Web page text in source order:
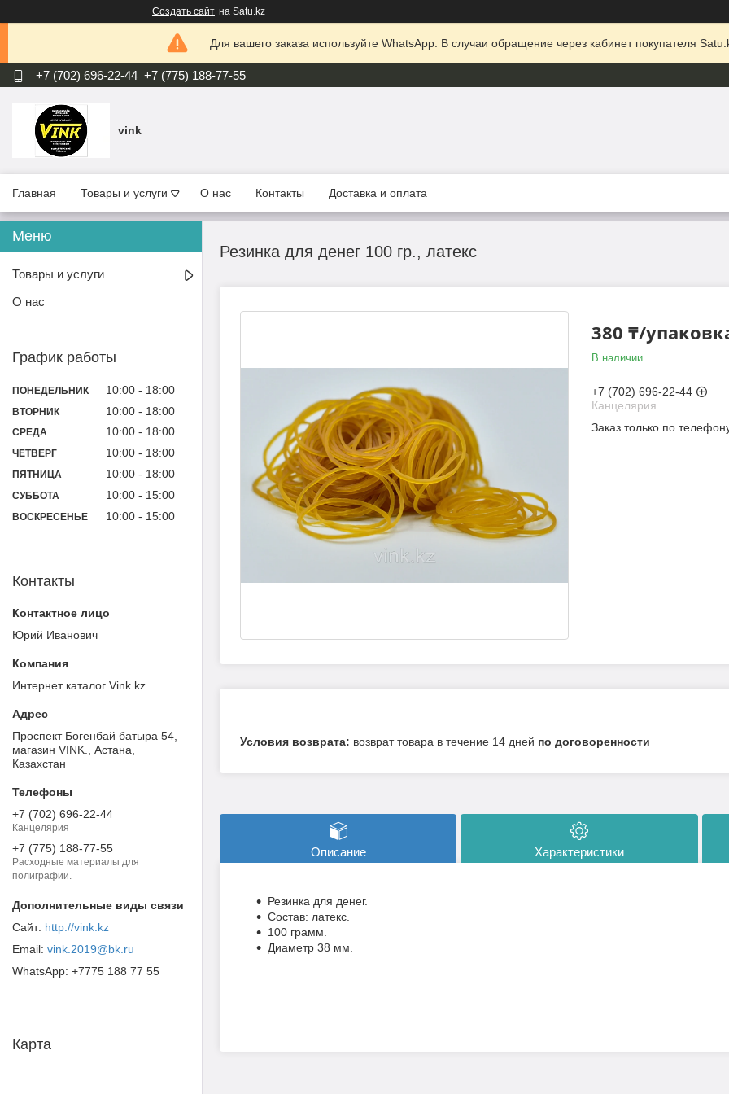
Создать сайт на Satu.kz
Для вашего заказа используйте WhatsApp. В случаи обращение через кабинет покупателя
+7 (702) 696-22-44 +7 (775) 188-77-55
vink
Главная Товары и услуги О нас Контакты Доставка и оплата
Резинка для денег 100 гр., латекс
380 ₸/
В наличии
+7 (702) 696-22-44
Канцелярия
Заказ только по
возврат товара в течение 14 дней по договоренности
Описание Характеристики
Резинка для денег.
Состав: латекс.
100 грамм.
Диаметр 38 мм.
Товары и услуги
О нас
График работы
ПОНЕДЕЛЬНИК 10:00 18:00
ВТОРНИК 10:00 18:00
СРЕДА 10:00 18:00
ЧЕТВЕРГ 10:00 18:00
ПЯТНИЦА 10:00 18:00
СУББОТА 10:00 15:00
ВОСКРЕСЕНЬЕ 10:00 15:00
Контакты
Юрий Иванович
Интернет каталог Vink.kz
Проспект Бөгенбай батыра 54,
магазин VINK., Астана,
Казахстан
+7 (702) 696-22-44
Канцелярия
+7 (775) 188-77-55
Расходные материалы для
полиграфии.
http://vink.kz
vink.2019@bk.ru
+7775 188 77 55
Карта